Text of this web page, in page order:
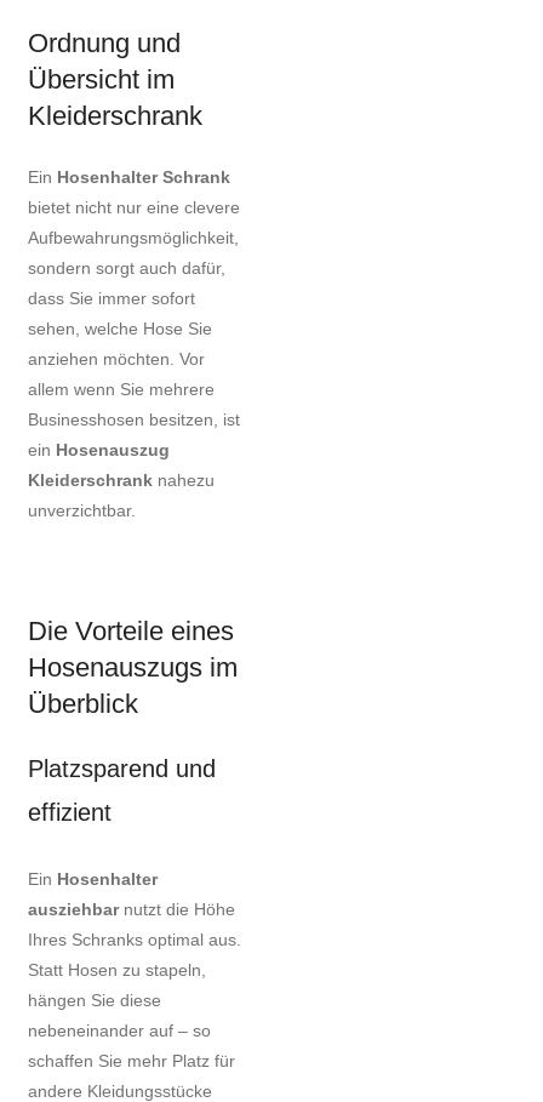
Ordnung und
Übersicht im
Kleiderschrank
Ein Hosenhalter Schrank
bietet nicht nur eine clevere
Aufbewahrungsmöglichkeit,
sondern sorgt auch dafür,
dass Sie immer sofort
sehen, welche Hose Sie
anziehen möchten. Vor
allem wenn Sie mehrere
Businesshosen besitzen, ist
ein Hosenauszug
Kleiderschrank nahezu
unverzichtbar.
Die Vorteile eines
Hosenauszugs im
Überblick
Platzsparend und
effizient
Ein Hosenhalter
ausziehbarnutzt die Höhe
Ihres Schranks optimal aus.
Statt Hosen zu stapeln,
hängen Sie diese
nebeneinander auf – so
schaffen Sie mehr Platz für
andere Kleidungsstücke